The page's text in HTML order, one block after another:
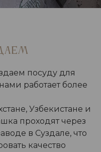
посуду для
работает более
Узбекистане и
проходят через
в Суздале, что
качество